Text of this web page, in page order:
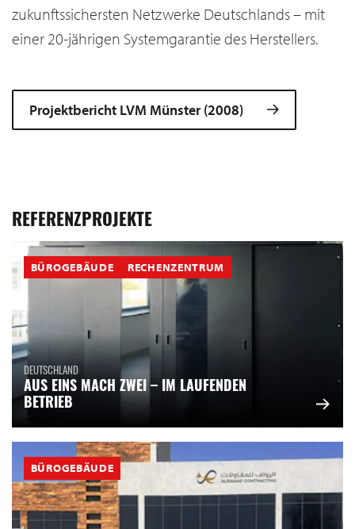
zukunftssichersten Netzwerke Deutschlands – mit
einer 20-jährigen Systemgarantie des Herstellers.
Projektbericht LVM Münster (2008)
REFERENZPROJEKTE
BÜROGEBÄUDE RECHENZENTRUM
DEUTSCHLAND
AUS EINS MACH ZWEI – IM LAUFENDEN
BETRIEB
BÜROGEBÄUDE